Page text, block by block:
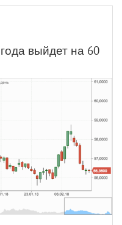
выйдет на 60